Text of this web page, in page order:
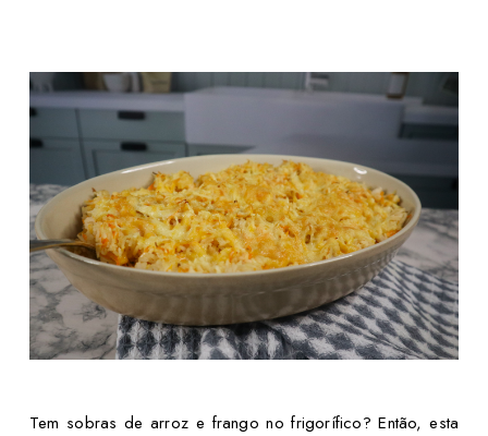
Tem sobras de arroz e frango no frigorífico? Então, esta